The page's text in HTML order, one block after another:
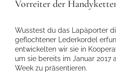
Vorreiter der
Wusstest du das Lapàporter
geflochtener Lederkordel
entwickelten wir sie in
um sie bereits im Januar 2017
Week zu präsentieren.